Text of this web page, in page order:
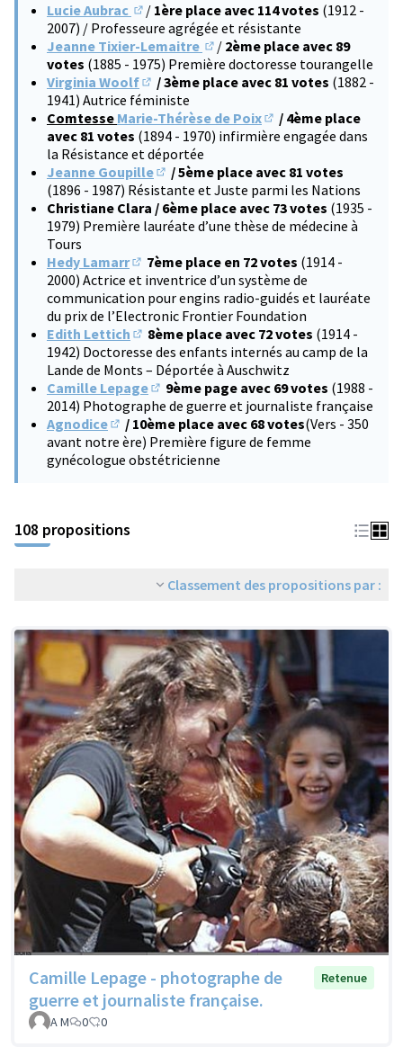
Lucie Aubrac
(S'ouvre dans un nouvel onglet)
/ 1ère place avec 114 votes (1912 -
2007) / Professeure agrégée et résistante
Jeanne Tixier-Lemaitre
(S'ouvre dans un nouvel onglet)
/ 2ème place avec 89
votes (1885 - 1975) Première doctoresse tourangelle
Virginia Woolf
(S'ouvre dans un nouvel onglet)
/ 3ème place avec 81 votes (1882 -
1941) Autrice féministe
Comtesse Marie-Thérèse de Poix
(S'ouvre dans un
/ 4ème place
avec 81 votes (1894 - 1970) infirmière engagée dans
la Résistance et déportée
Jeanne Goupille
(S'ouvre dans un nouvel onglet)
/ 5ème place avec 81 votes
(1896 - 1987) Résistante et Juste parmi les Nations
Christiane Clara / 6ème place avec 73 votes (1935 -
1979) Première lauréate d’une thèse de médecine à
Tours
Hedy Lamarr
(S'ouvre dans un nouvel onglet)
7ème place en 72 votes (1914 -
2000) Actrice et inventrice d’un système de
communication pour engins radio-guidés et lauréate
du prix de l’Electronic Frontier Foundation
Edith Lettich
(S'ouvre dans un nouvel onglet)
8ème place avec 72 votes (1914 -
1942) Doctoresse des enfants internés au camp de la
Lande de Monts – Déportée à Auschwitz
Camille Lepage
(S'ouvre dans un nouvel onglet)
9ème page avec 69 votes (1988 -
2014) Photographe de guerre et journaliste française
Agnodice
(S'ouvre dans un nouvel onglet)
/ 10ème place avec 68 votes(Vers - 350
avant notre ère) Première figure de femme
gynécologue obstétricienne
108 propositions
Classement des propositions par :
Camille Lepage - photographe de
guerre et journaliste française.
Retenue
A M 0 0